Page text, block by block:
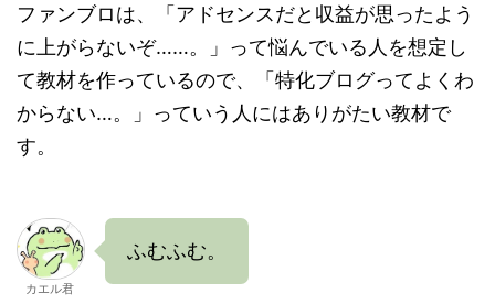
ファンブロは、「アドセンスだと収益が思ったよう
に上がらないぞ……。」って悩んでいる人を想定し
て教材を作っているので、「特化ブログってよくわ
からない…。」っていう人にはありがたい教材で
す。
カエル君
ふむふむ。